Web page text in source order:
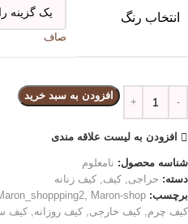
انتخاب رنگ
صاف
افزودن به سبد خرید
افزودن به لیست علاقه مندی
شناسه محصول: نامعلوم
دسته: حراجی کیف کیف زنانه
برچسب: Maron-shop
کیف چرم کیف خارجی کیف روزانه کیف